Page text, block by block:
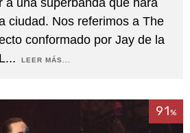
ciudad. Nos referimos a The
conformado por Jay de la
... LEER MÁS...
91%